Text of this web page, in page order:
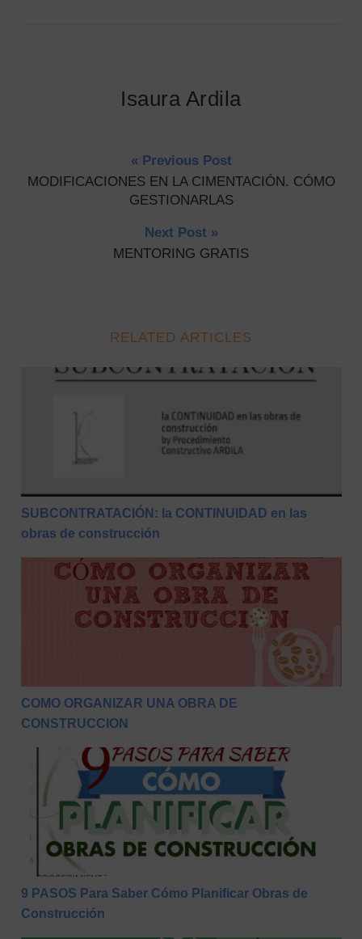
Isaura Ardila
« Previous Post
MODIFICACIONES EN LA CIMENTACIÓN. CÓMO
GESTIONARLAS
Next Post »
MENTORING GRATIS
RELATED ARTICLES
SUBCONTRATACIÓN: la CONTINUIDAD en las obras
SUBCONTRATACIÓN: la CONTINUIDAD en las
obras de construcción
COMO ORGANIZAR UNA OBRA DE CONSTRUCCION
COMO ORGANIZAR UNA OBRA DE
CONSTRUCCION
9 PASOS Para Saber Cómo Planificar Obras de
9 PASOS Para Saber Cómo Planificar Obras de
Construcción